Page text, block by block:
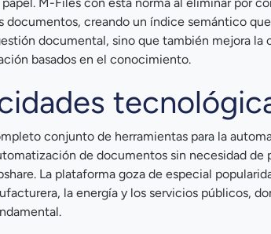
documentos, creando un índice semántico
documental, sino que también mejora
basados en el conocimiento.
conjunto de herramientas para la
de documentos sin necesidad
La plataforma goza de especial
la energía y los servicios públicos,